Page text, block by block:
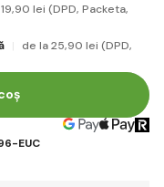
,90 lei (DPD, Packeta,
de la 25,90 lei (DPD,
EUC